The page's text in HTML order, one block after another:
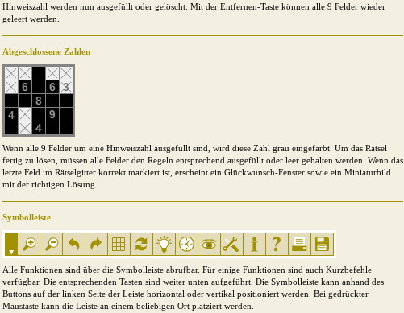
Hinweiszahl werden nun ausgefüllt oder gelöscht. Mit der Entfernen-Taste können alle 9 Felder wieder
geleert werden.
Abgeschlossene Zahlen
Wenn alle 9 Felder um eine Hinweiszahl ausgefüllt sind, wird diese Zahl grau eingefärbt. Um das Rätsel
fertig zu lösen, müssen alle Felder den Regeln entsprechend ausgefüllt oder leer gehalten werden. Wenn das
letzte Feld im Rätselgitter korrekt markiert ist, erscheint ein Glückwunsch-Fenster sowie ein Miniaturbild
mit der richtigen Lösung.
Symbolleiste
Alle Funktionen sind über die Symbolleiste abrufbar. Für einige Funktionen sind auch Kurzbefehle
verfügbar. Die entsprechenden Tasten sind weiter unten aufgeführt. Die Symbolleiste kann anhand des
Buttons auf der linken Seite der Leiste horizontal oder vertikal positioniert werden. Bei gedrückter
Maustaste kann die Leiste an einem beliebigen Ort platziert werden.